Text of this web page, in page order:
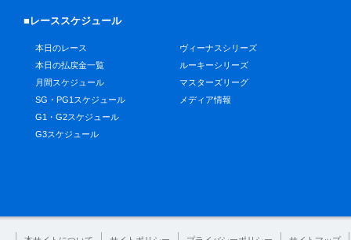
■レーススケジュール
本日のレース
本日の払戻金一覧
月間スケジュール
SG・PG1スケジュール
G1・G2スケジュール
G3スケジュール
ヴィーナスシリーズ
ルーキーシリーズ
マスターズリーグ
メディア情報